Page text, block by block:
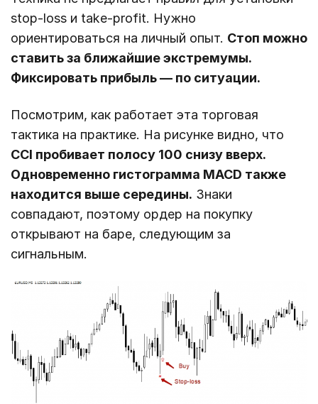
stop-loss и take-profit. Нужно
ориентироваться на личный опыт. Стоп можно
ставить за ближайшие экстремумы.
Фиксировать прибыль ― по ситуации.
Посмотрим, как работает эта торговая
тактика на практике. На рисунке видно, что
CCI пробивает полосу 100 снизу вверх.
Одновременно гистограмма MACD также
находится выше середины. Знаки
совпадают, поэтому ордер на покупку
открывают на баре, следующим за
сигнальным.